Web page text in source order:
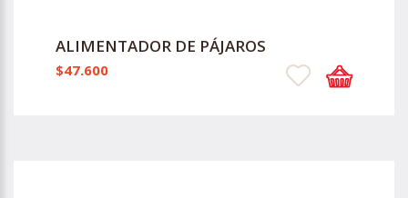
ALIMENTADOR DE PÁJAROS
$47.600